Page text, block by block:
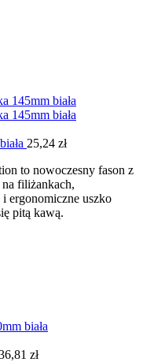
25,24 zł
to nowoczesny fason z
filiżankach,
ergonomiczne uszko
pitą kawą.
zł